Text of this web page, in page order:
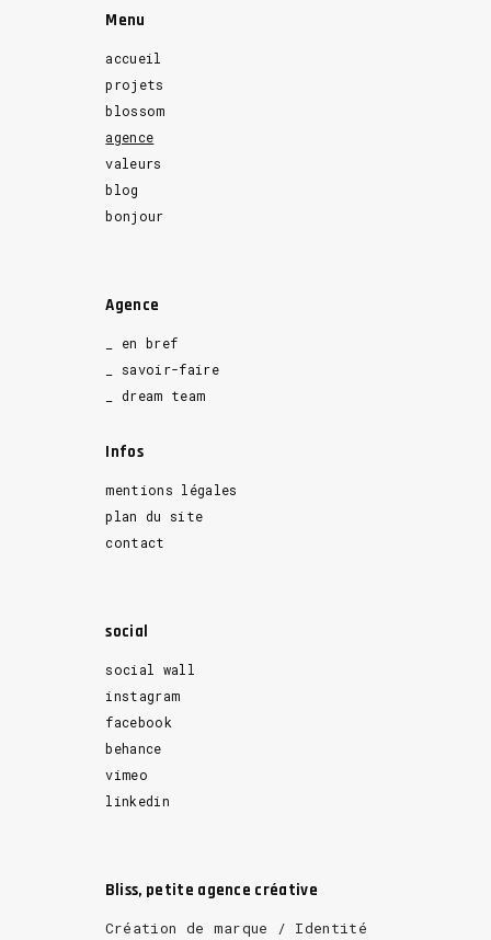
Menu
accueil
projets
blossom
agence
valeurs
blog
bonjour
Agence
_ en bref
_ savoir-faire
_ dream team
Infos
mentions légales
plan du site
contact
social
social wall
instagram
facebook
behance
vimeo
linkedin
Bliss, petite agence créative
Création de marque / Identité